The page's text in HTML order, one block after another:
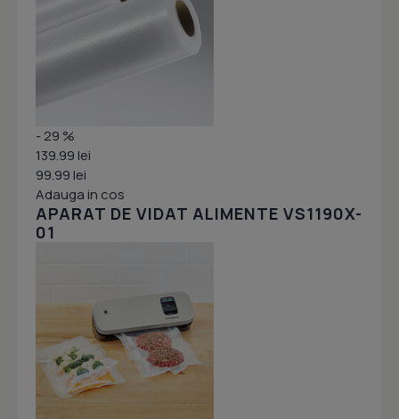
- 29 %
139.99 lei
99.99 lei
Adauga in cos
APARAT DE VIDAT ALIMENTE VS1190X-
01